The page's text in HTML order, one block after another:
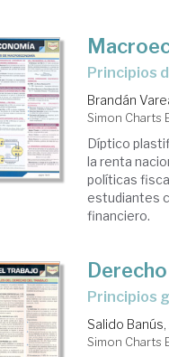
principios
Brandán
Simon Charts
Díptico
la renta
políticas
estudiantes
financiero.
principios
Salido
Simon Charts